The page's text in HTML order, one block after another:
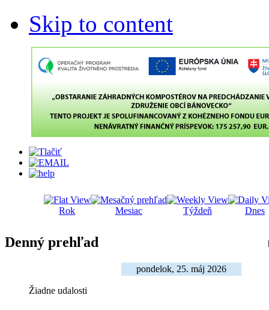
Skip to content
Rok Mesiac Týždeň Dnes
Denný prehľad
pondelok, 25. máj 2026
Žiadne udalosti